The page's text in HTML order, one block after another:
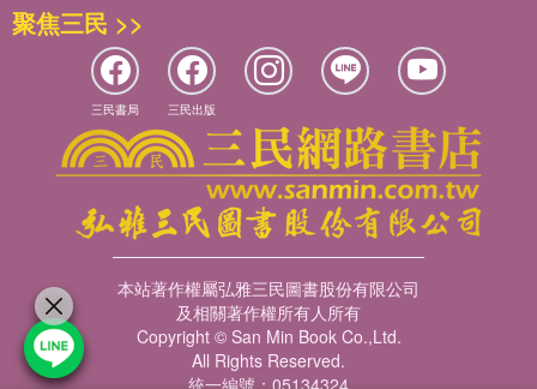
簡單的解決的方式。這本書備有食譜，就算新手也可上手。我
本身是纖維肌痛患者，我也跟著書上的指示做，3個月後病情
就緩解了。我現在早晨起床時不再感受到困擾我1年的疼痛。
幫助許多慢性病患者，並讓他們過得更好的柏納德醫生應該受
到極大的讚揚。
★我的一位親戚最近讀了這本書，發現這可能會成為改變她關
節炎的新契機。她被關節炎困擾多年，也曾猜想症狀與食物的
關聯性，並把她的想法與醫生討論，但醫生並不認為她的疼痛
與飲食有關。然而，我的這位親戚還是依照柏納德醫師書中所
寫，試圖找出她的食物過敏原：乳製品、咖啡，及柑橘類水
果。自從她改變自己的飲食習慣後，她疼痛的症狀獲得改善，
這全是《病痛消失食療聖經》的功勞。
Part2食物敏感與發炎
Chapter 3遠離頭痛的關鍵策略
你的頭痛是哪一種？
常見的5種頭痛類型（偏頭痛、叢發性頭痛、緊張性頭痛、竇
性頭痛、咖啡因戒斷性頭痛）／較不常見的頭痛原因（顳動脈
炎、青光眼、血管異常）
吃對食物擺脫偏頭痛
⑴分辨安全食物與問題食物／⑵找出偏頭痛的導火線食物／⑶
擺脫偏頭痛的補充品／⑷生理期的偏頭痛治療對策
重點提醒〉對抗偏頭痛的食物和補充品
偏頭痛發作的緩解祕訣
治療偏頭痛的藥物
◆米：米既營養又極少引起過敏，如果患有大腸激躁症或暫時
性的便祕、腹瀉，米會很有幫助。米的脂肪非常低，所含的蛋
白質和複合碳水化合物又很好消化，因此能恢復腸道的正常功
能。糙米是最好的選擇，因為它保留了天然的纖維外皮；你也
可以在抽屜裡放些米餅應急用，但請選擇原味、未加糖的種
◆燕麥：富含可溶性纖維，這種纖維能夠降低膽固醇。燕麥也
能幫助消化。如果旅行常會減弱你的消化功能，燕麥會是你的
救星，你可以在行李箱中放一些即食燕麥片，食用時記得不要
加牛奶。但如果你的消化道問題是麩質過敏症造成的，你必須
避開燕麥和所有其他麥類，只能食用米和玉米。
◆蔬菜：富含可溶性纖維。如果將蔬菜煮到熟透且烹調時不添
加油脂，它很少會引起過敏。豆子、豌豆和扁豆都富含可溶性
纖維，但每個人對豆類的消化能力都不同，有些人可能不適合
聚焦三民 >>
三民書局 三民出版
本站著作權屬弘雅三民圖書股份有限公司
及相關著作權所有人所有
Copyright © San Min Book Co.,Ltd.
All Rights Reserved.
統一編號：05134324